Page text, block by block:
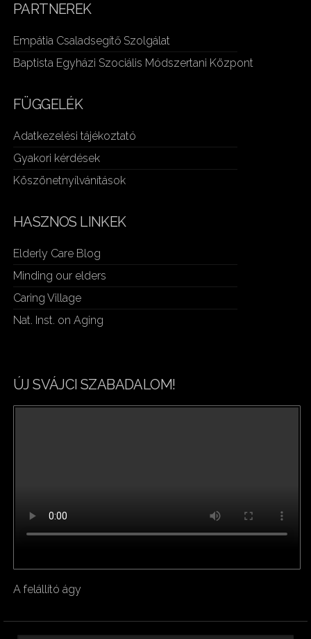
PARTNEREK
Empátia Csaladsegítő Szolgálat
Baptista Egyházi Szociális Módszertani Központ
FÜGGELÉK
Adatkezelési tájékoztató
Gyakori kérdések
Köszönetnyílvánítások
HASZNOS LINKEK
Elderly Care Blog
Minding our elders
Caring Village
Nat. Inst. on Aging
ÚJ SVÁJCI SZABADALOM!
A felállító ágy